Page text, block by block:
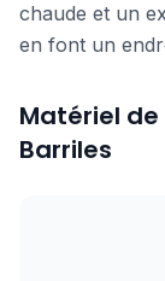
chaude et un
en font un
Matériel de
Barriles